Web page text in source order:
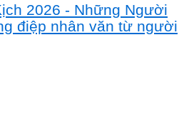
2026 - Những Người
điệp nhân văn từ người